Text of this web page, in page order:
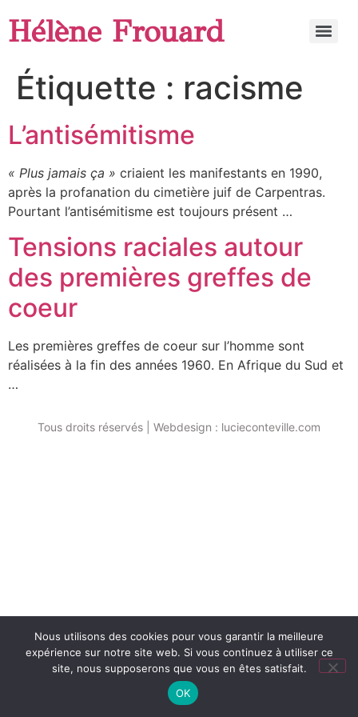
Hélène Frouard
Étiquette : racisme
L’antisémitisme
« Plus jamais ça » criaient les manifestants en 1990,
après la profanation du cimetière juif de Carpentras.
Pourtant l’antisémitisme est toujours présent …
Tensions raciales autour
des premières greffes de
coeur
Les premières greffes de coeur sur l’homme sont
réalisées à la fin des années 1960. En Afrique du Sud et
…
Tous droits réservés | Webdesign : lucieconteville.com
Nous utilisons des cookies pour vous garantir la meilleure
expérience sur notre site web. Si vous continuez à utiliser ce
site, nous supposerons que vous en êtes satisfait.
OK